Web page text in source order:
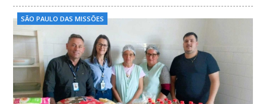
SÃO PAULO DAS MISSÕES